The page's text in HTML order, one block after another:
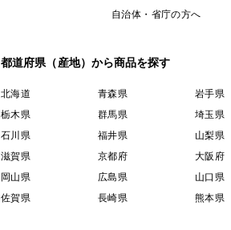
自治体・省庁の方へ
都道府県（産地）から商品を探す
北海道 青森県 岩手県
栃木県
群馬県 埼玉県
石川県
福井県 山梨県
滋賀県
京都府 大阪府
岡山県
広島県 山口県
佐賀県
長崎県 熊本県